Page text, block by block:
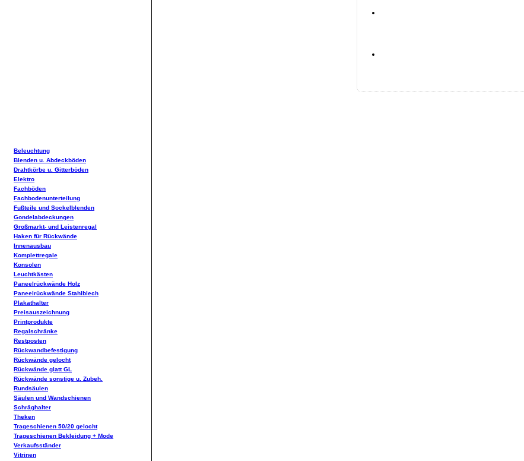
Beleuchtung
Blenden u. Abdeckböden
Drahtkörbe u. Gitterböden
Elektro
Fachböden
Fachbodenunterteilung
Fußteile und Sockelblenden
Gondelabdeckungen
Großmarkt- und Leistenregal
Haken für Rückwände
Innenausbau
Komplettregale
Konsolen
Leuchtkästen
Paneelrückwände Holz
Paneelrückwände Stahlblech
Plakathalter
Preisauszeichnung
Printprodukte
Regalschränke
Restposten
Rückwandbefestigung
Rückwände gelocht
Rückwände glatt GL
Rückwände sonstige u. Zubeh.
Rundsäulen
Säulen und Wandschienen
Schräghalter
Theken
Trageschienen 50/20 gelocht
Trageschienen Bekleidung + Mode
Verkaufsständer
Vitrinen